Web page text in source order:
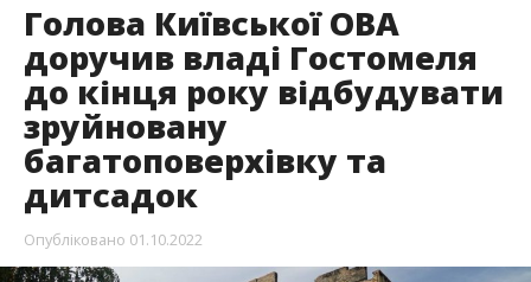
Голова Київської ОВА
доручив владі Гостомеля
до кінця року відбудувати
зруйновану
багатоповерхівку та
дитсадок
Опубліковано 01.10.2022